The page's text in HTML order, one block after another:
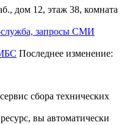
дом 12, этаж 38, комната
служба, запросы СМИ
Последнее изменение:
сбора технических
вы автоматически